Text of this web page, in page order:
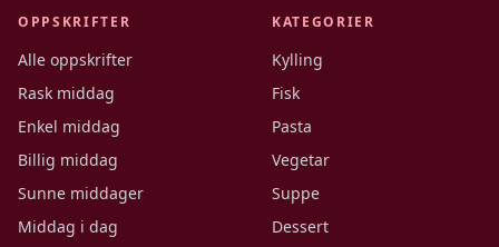
OPPSKRIFTER
Alle oppskrifter
Rask middag
Enkel middag
Billig middag
Sunne middager
Middag i dag
KATEGORIER
Kylling
Fisk
Pasta
Vegetar
Suppe
Dessert